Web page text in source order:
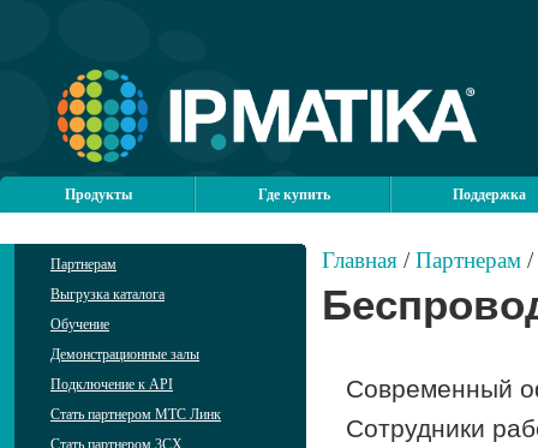
Продукты Где купить Поддержка
Партнерам
Выгрузка каталога
Обучение
Демонстрационные залы
Подключение к API
Стать партнером МТС Линк
Стать партнером 3CX
Главная /Партнерам /
Современный
Сотрудники